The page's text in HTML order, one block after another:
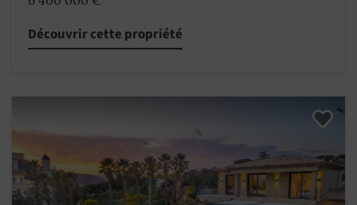
Découvrir cette propriété